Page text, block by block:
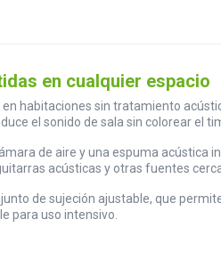
en cualquier espacio
habitaciones sin tratamiento
el sonido de sala sin colorear el
de aire y una espuma acústica
acústicas y otras fuentes
de sujeción ajustable, que
para uso intensivo.